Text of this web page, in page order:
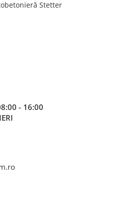
Stetter
- 16:00